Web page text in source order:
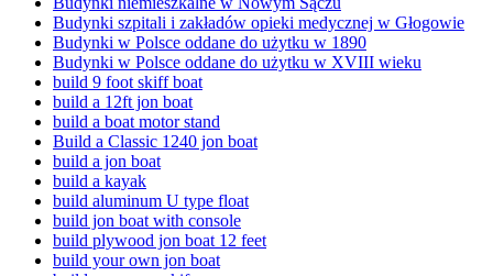
Budynki szpitali i zakładów opieki medycznej w Głogowie
Budynki w Polsce oddane do użytku w 1890
Budynki w Polsce oddane do użytku w XVIII wieku
build 9 foot skiff boat
build a 12ft jon boat
build a boat motor stand
Build a Classic 1240 jon boat
build a jon boat
build a kayak
build aluminum U type float
build jon boat with console
build plywood jon boat 12 feet
build your own jon boat